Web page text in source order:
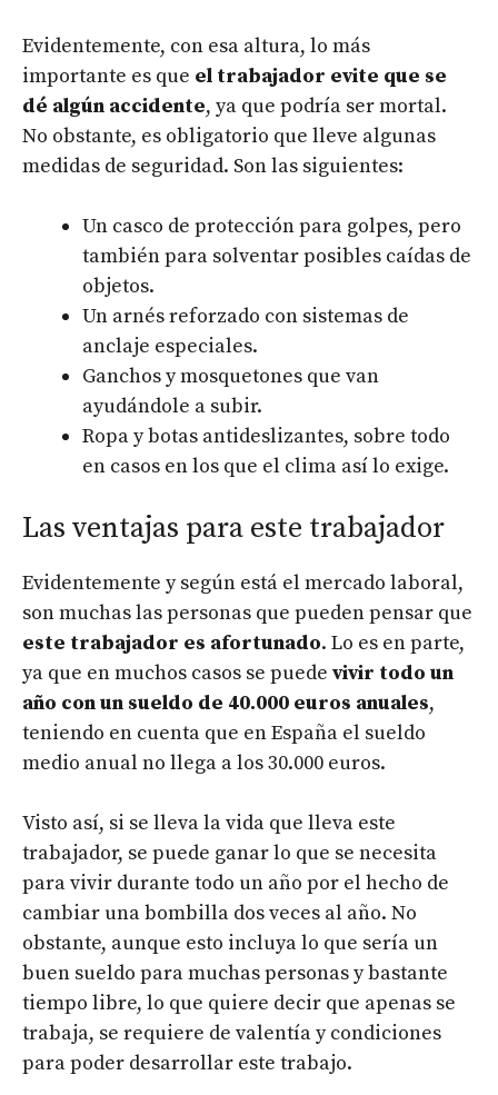
Evidentemente, con esa altura, lo más
importante es que el trabajador evite que se
dé algún accidente, ya que podría ser mortal.
No obstante, es obligatorio que lleve algunas
medidas de seguridad. Son las siguientes:
Un casco de protección para golpes, pero
también para solventar posibles caídas de
objetos.
Un arnés reforzado con sistemas de
anclaje especiales.
Ganchos y mosquetones que van
ayudándole a subir.
Ropa y botas antideslizantes, sobre todo
en casos en los que el clima así lo exige.
Las ventajas para este trabajador
Evidentemente y según está el mercado laboral,
son muchas las personas que pueden pensar que
este trabajador es afortunado. Lo es en parte,
ya que en muchos casos se puede vivir todo un
año con un sueldo de 40.000 euros anuales,
teniendo en cuenta que en España el sueldo
medio anual no llega a los 30.000 euros.
Visto así, si se lleva la vida que lleva este
trabajador, se puede ganar lo que se necesita
para vivir durante todo un año por el hecho de
cambiar una bombilla dos veces al año. No
obstante, aunque esto incluya lo que sería un
buen sueldo para muchas personas y bastante
tiempo libre, lo que quiere decir que apenas se
trabaja, se requiere de valentía y condiciones
para poder desarrollar este trabajo.